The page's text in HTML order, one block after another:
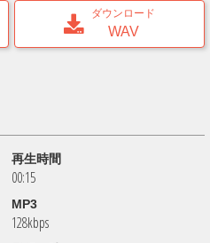
ダウンロード
WAV
再生時間
00:15
MP3
128kbps